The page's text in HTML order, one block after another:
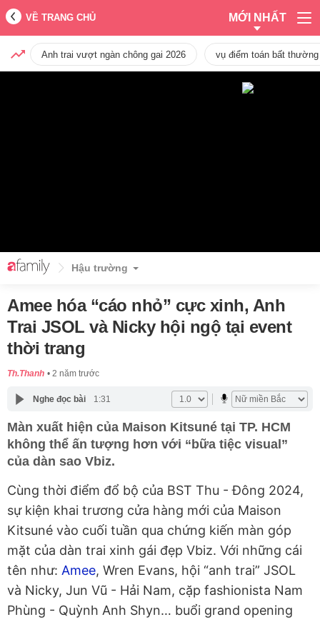
VỀ TRANG CHỦ MỚI NHẤT
Anh trai vượt ngàn chông gai 2026 vụ điểm toán bất
Hậu trường
Amee hóa “cáo nhỏ” cực xinh, Anh
Trai JSOL và Nicky hội ngộ tại event
thời trang
Th.Thanh 2 năm trước
Nghe đọc bài 1:31
Màn xuất hiện của Maison Kitsuné tại TP. HCM
không thể ấn tượng hơn với “bữa tiệc visual”
của dàn sao Vbiz.
Cùng thời điểm đổ bộ của BST Thu - Đông 2024,
sự kiện khai trương cửa hàng mới của Maison
Kitsuné vào cuối tuần qua chứng kiến màn góp
mặt của dàn trai xinh gái đẹp Vbiz. Với những cái
tên như: Amee, Wren Evans, hội “anh trai” JSOL
và Nicky, Jun Vũ - Hải Nam, cặp fashionista Nam
Phùng - Quỳnh Anh Shyn… buổi grand opening